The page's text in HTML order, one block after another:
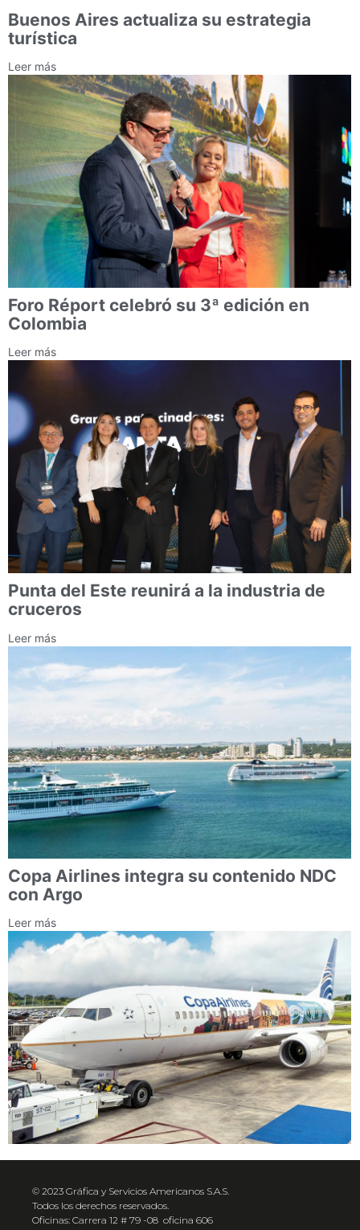
Buenos Aires actualiza su estrategia
turística
Leer más
Foro Réport celebró su 3ª edición en
Colombia
Leer más
Punta del Este reunirá a la industria de
cruceros
Leer más
Copa Airlines integra su contenido NDC
con Argo
Leer más
© 2023 Gráfica y Servicios Americanos S.A.S.
Todos los derechos reservados.
Oficinas: Carrera 12 # 79 -08 oficina 606